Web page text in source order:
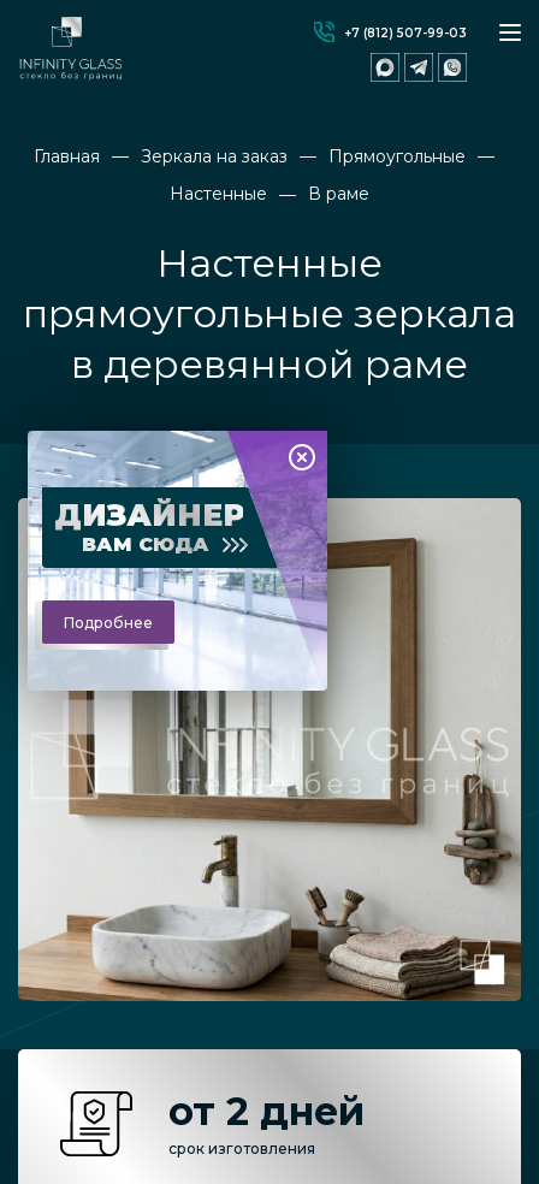
+7 (812) 507-99-03
Главная Зеркала на заказ
Прямоугольные
Настенные
В раме
Настенные
прямоугольные зеркала
в деревянной раме
ДИЗАЙНЕР
ВАМ СЮДА
Подробнее
от 2 дней
срок изготовления